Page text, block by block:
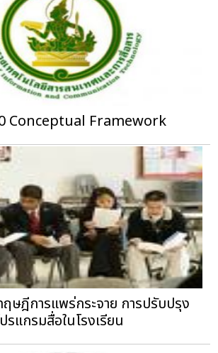
Conceptual Framework
ษฎีการแพร่กระจาย การปรับปรุง
รแกรมสื่อในโรงเรียน